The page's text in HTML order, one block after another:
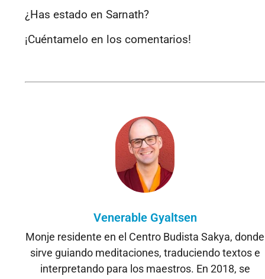
¿Has estado en Sarnath?
¡Cuéntamelo en los comentarios!
Venerable Gyaltsen
Monje residente en el Centro Budista Sakya, donde
sirve guiando meditaciones, traduciendo textos e
interpretando para los maestros. En 2018, se